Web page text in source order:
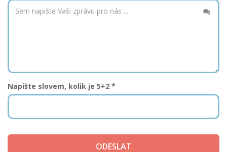
Napište slovem, kolik je 5+2 *